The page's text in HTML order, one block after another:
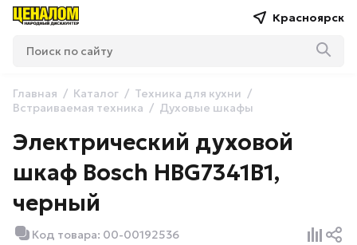
Красноярск
Главная Каталог
Техника для кухни
Встраиваемая техника
Духовые шкафы
Электрический духовой
шкаф Bosch HBG7341B1,
черный
Код товара: 00-00192536